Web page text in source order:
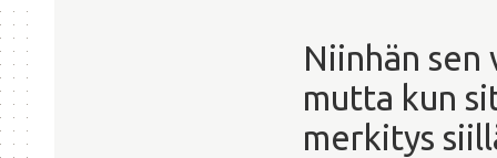
Niinhän
mutta kun
merkitys